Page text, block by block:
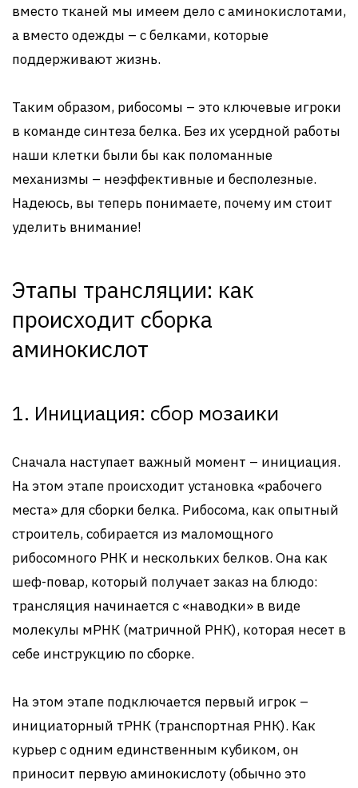
вместо тканей мы имеем дело с аминокислотами,
а вместо одежды – с белками, которые
поддерживают жизнь.
Таким образом, рибосомы – это ключевые игроки
в команде синтеза белка. Без их усердной работы
наши клетки были бы как поломанные
механизмы – неэффективные и бесполезные.
Надеюсь, вы теперь понимаете, почему им стоит
уделить внимание!
Этапы трансляции: как
происходит сборка
аминокислот
1. Инициация: сбор мозаики
Сначала наступает важный момент – инициация.
На этом этапе происходит установка «рабочего
места» для сборки белка. Рибосома, как опытный
строитель, собирается из маломощного
рибосомного РНК и нескольких белков. Она как
шеф-повар, который получает заказ на блюдо:
трансляция начинается с «наводки» в виде
молекулы мРНК (матричной РНК), которая несет в
себе инструкцию по сборке.
На этом этапе подключается первый игрок –
инициаторный тРНК (транспортная РНК). Как
курьер с одним единственным кубиком, он
приносит первую аминокислоту (обычно это